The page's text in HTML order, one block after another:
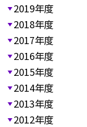
2019年度
2018年度
2017年度
2016年度
2015年度
2014年度
2013年度
2012年度